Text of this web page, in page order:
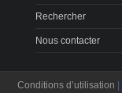
Rechercher
Nous contacter
Conditions d’utilisation |